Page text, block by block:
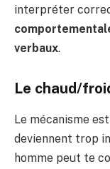
interpréter
verbaux.
Le chaud/
Le mécanisme
deviennent trop
homme peut te